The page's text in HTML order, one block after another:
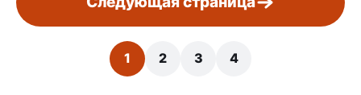
1 2 3 4